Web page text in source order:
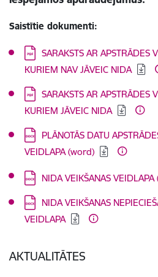
Saistītie dokumenti:
Lejupielādēt:
SARAKSTS AR APSTRĀDES
KURIEM NAV JĀVEIC NIDA
Lejupielādēt:
SARAKSTS AR APSTRĀDES
KURIEM JĀVEIC NIDA
Lejupielādēt:
PLĀNOTĀS DATU
VEIDLAPA (word)
Lejupielādēt:
NIDA VEIKŠANAS
Lejupielādēt:
NIDA VEIKŠANAS
VEIDLAPA
AKTUALITĀTES